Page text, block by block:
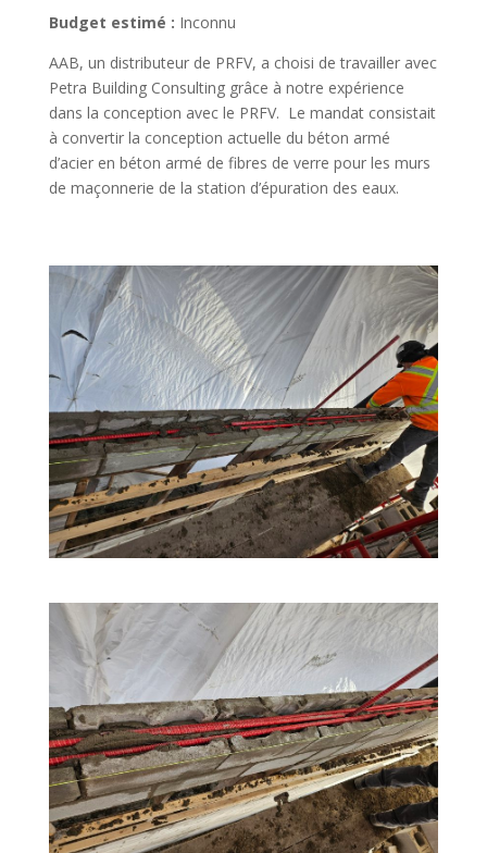
Budget estimé : Inconnu
AAB, un distributeur de PRFV, a choisi de travailler avec
Petra Building Consulting grâce à notre expérience
dans la conception avec le PRFV. Le mandat consistait
à convertir la conception actuelle du béton armé
d’acier en béton armé de fibres de verre pour les murs
de maçonnerie de la station d’épuration des eaux.